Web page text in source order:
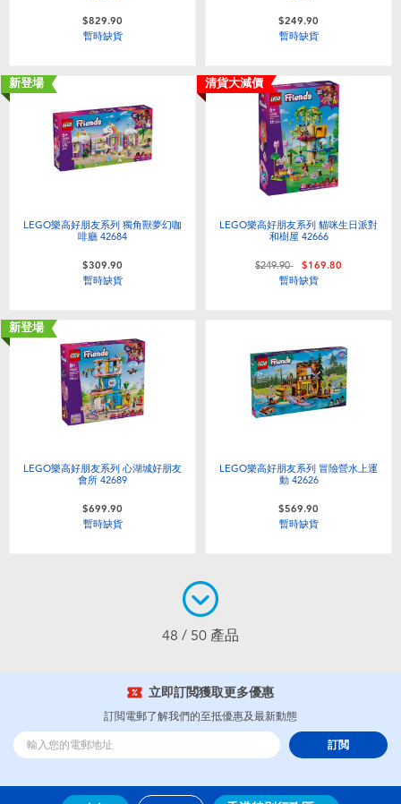
$829.90
暫時缺貨
$249.90
暫時缺貨
新登場
LEGO樂高好朋友系列 獨角獸夢幻咖
啡廳 42684
$309.90
暫時缺貨
清貨大減價
LEGO樂高好朋友系列 貓咪生日派對
和樹屋 42666
價格從
$249.90至$169.80
暫時缺貨
新登場
LEGO樂高好朋友系列 心湖城好朋友
會所 42689
$699.90
暫時缺貨
LEGO樂高好朋友系列 冒險營水上運
動 42626
$569.90
暫時缺貨
48 / 50 產品
立即訂閲獲取更多優惠
訂閲電郵了解我們的至抵優惠及最新動態
訂閲